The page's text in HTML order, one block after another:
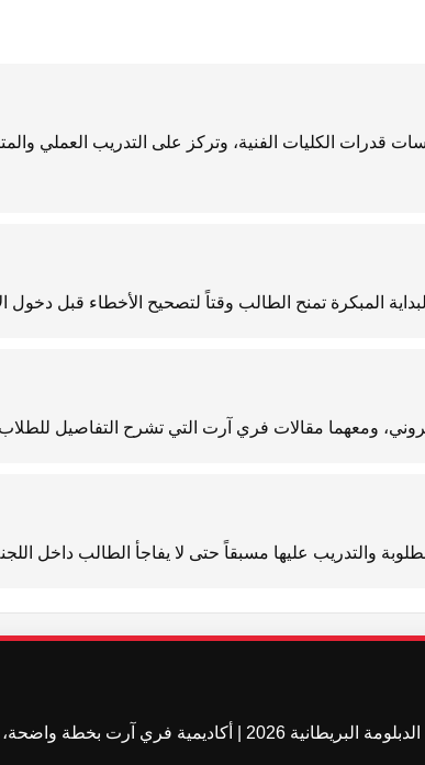
قدرات الكليات الفنية، وتركز على التدريب العملي
المبكرة تمنح الطالب وقتاً لتصحيح الأخطاء قبل دخول
ومعهما مقالات فري آرت التي تشرح التفاصيل
والتدريب عليها مسبقاً حتى لا يفاجأ الطالب داخل
لو عايز تبدأ استعدادك لـ أفضل كورسات قدرات فنون لطلاب الدبلومة البريطانية 2026 |